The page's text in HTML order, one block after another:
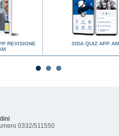
REVISIONE
SIDA QUIZ APP AM
0332/511550